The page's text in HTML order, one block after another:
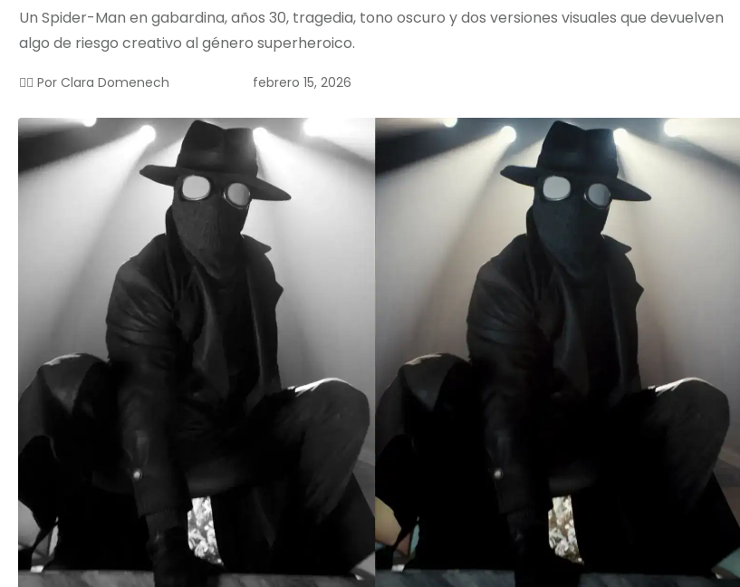
Un Spider-Man en gabardina, años 30, tragedia, tono oscuro y dos versiones visuales que devuelven
algo de riesgo creativo al género superheroico.
✍🏻 Por Clara Domenech febrero 15, 2026